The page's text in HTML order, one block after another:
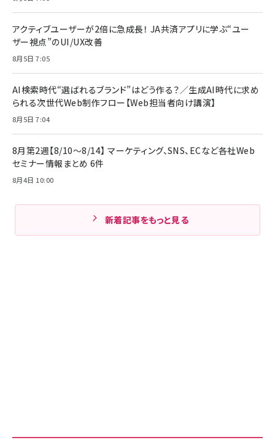
アクティブユーザーが2倍に急成長！ JA共済アプリに学ぶ“ユー
ザー視点”のUI/UX改善
8月5日 7:05
AI検索時代“選ばれるブランド”はどう作る？／生成AI時代に求め
られる次世代Web制作フロー【Web担当者向け講演】
8月5日 7:04
8月第2週【8/10～8/14】 マーケティング、SNS、ECなど各社Web
セミナー情報まとめ 6件
8月4日 10:00
新着記事をもっと見る